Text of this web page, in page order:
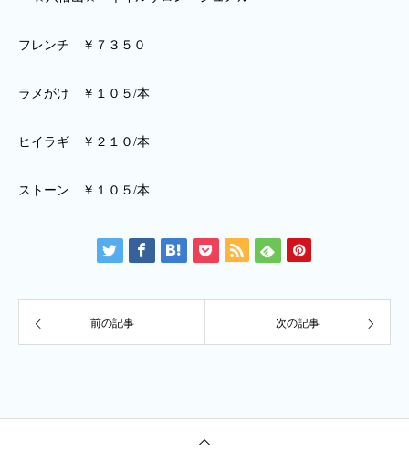
フレンチ ￥７３５０
ラメがけ ￥１０５/本
ヒイラギ ￥２１０/本
ストーン ￥１０５/本
前の記事 次の記事